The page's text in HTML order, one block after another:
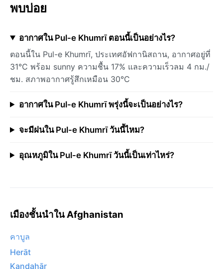
พบบ่อย
อากาศใน Pul-e Khumrī ตอนนี้เป็นอย่างไร?
ตอนนี้ใน Pul-e Khumrī, ประเทศอัฟกานิสถาน, อากาศอยู่ที่
31°C พร้อม sunny ความชื้น 17% และความเร็วลม 4 กม./
ชม. สภาพอากาศรู้สึกเหมือน 30°C
อากาศใน Pul-e Khumrī พรุ่งนี้จะเป็นอย่างไร?
จะมีฝนใน Pul-e Khumrī วันนี้ไหม?
อุณหภูมิใน Pul-e Khumrī วันนี้เป็นเท่าไหร่?
เมืองชั้นนำใน Afghanistan
คาบูล
Herāt
Kandahār